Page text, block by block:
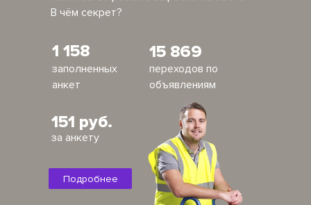
В чём секрет?
заполненных
анкет
1 158 15 869
151 руб.
переходов по
объявлениям
за анкету
Подробнее